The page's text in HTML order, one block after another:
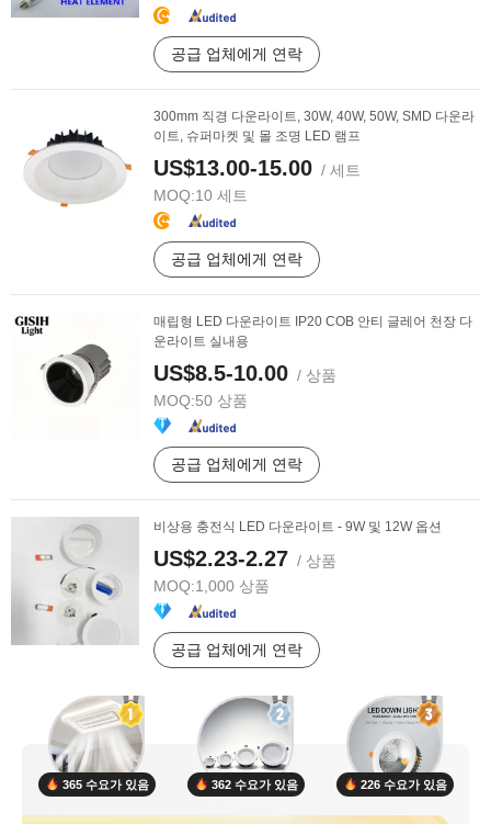
공급 업체에게 연락
300mm 직경 다운라이트, 30W, 40W, 50W, SMD 다운라
이트, 슈퍼마켓 및 몰 조명 LED 램프
US$13.00-15.00 / 세트
MOQ:10 세트
공급 업체에게 연락
매립형 LED 다운라이트 IP20 COB 안티 글레어 천장 다
운라이트 실내용
US$8.5-10.00 / 상품
MOQ:50 상품
공급 업체에게 연락
비상용 충전식 LED 다운라이트 - 9W 및 12W 옵션
US$2.23-2.27 / 상품
MOQ:1,000 상품
공급 업체에게 연락
365 수요가 있음 362 수요가 있음 226 수요가 있음